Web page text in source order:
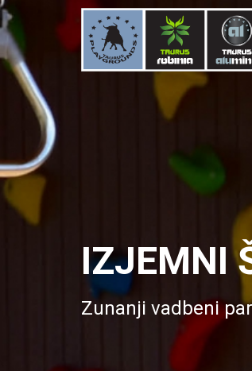
IZJEMNI
Zunanji vadbeni